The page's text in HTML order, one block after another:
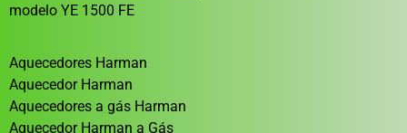
modelo YE 1500 FE
Aquecedores Harman
Aquecedor Harman
Aquecedores a gás Harman
Aquecedor Harman a Gás